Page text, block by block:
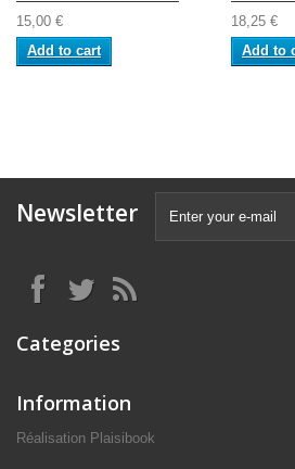
15,00 €
Add to cart
18,25 €
Add to
Newsletter
Categories
Information
Réalisation Plaisibook